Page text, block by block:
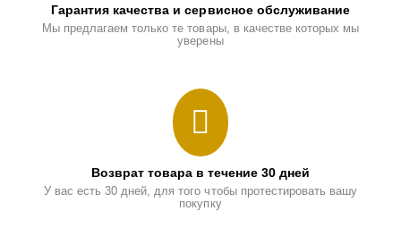
Гарантия качества и сервисное обслуживание
Мы предлагаем только те товары, в качестве которых мы
уверены
Возврат товара в течение 30 дней
У вас есть 30 дней, для того чтобы протестировать вашу
покупку